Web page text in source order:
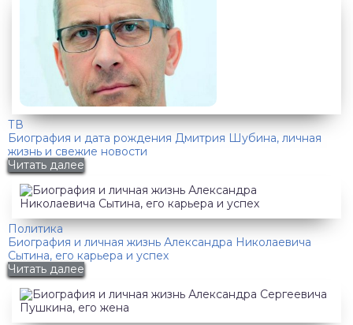
ТВ
Биография и дата рождения Дмитрия Шубина, личная
жизнь и свежие новости
Читать далее
Политика
Биография и личная жизнь Александра Николаевича
Сытина, его карьера и успех
Читать далее